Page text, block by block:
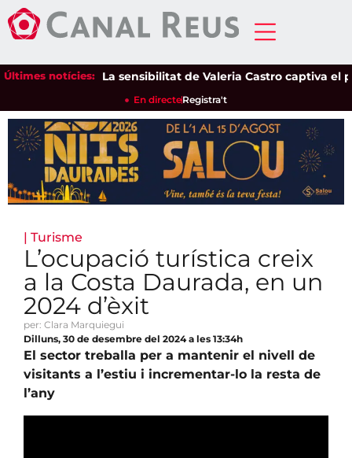
Últimes notícies:La sensibilitat de Valeria Castro captiva el
En directeRegistra't
| Turisme
L’ocupació turística creix
a la Costa Daurada, en un
2024 d’èxit
per: Clara Marquiegui
Dilluns, 30 de desembre del 2024 a les 13:34h
El sector treballa per a mantenir el nivell de
visitants a l’estiu i incrementar-lo la resta de
l’any